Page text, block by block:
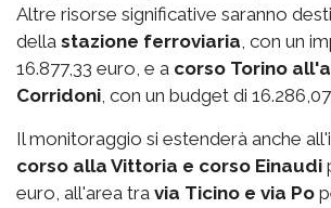
Altre risorse significative saranno
della stazione ferroviaria, con un
16.877,33 euro, e a corso Torino
Corridoni, con un budget di
Il monitoraggio si estenderà anche
corso alla Vittoria e corso Einaudi
euro, all'area tra via Ticino e via Po